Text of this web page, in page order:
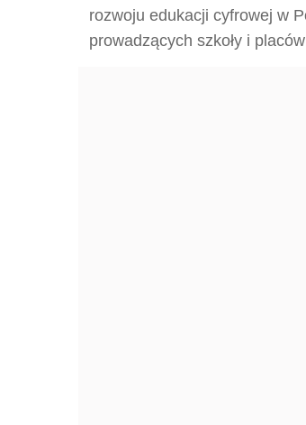
rozwoju edukacji cyfrowej w
prowadzących szkoły i